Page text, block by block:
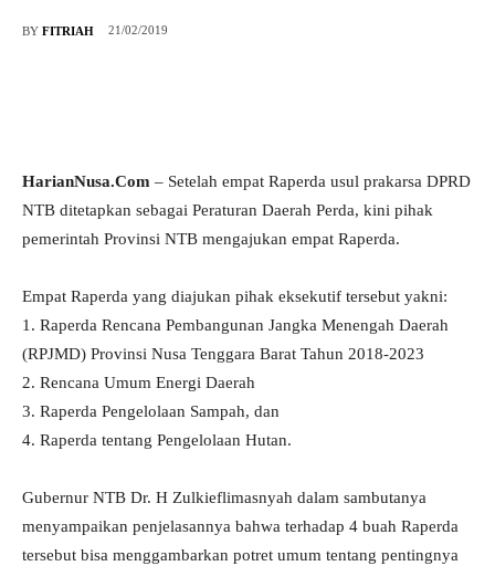
BY FITRIAH 21/02/2019
HarianNusa.Com – Setelah empat Raperda usul prakarsa DPRD
NTB ditetapkan sebagai Peraturan Daerah Perda, kini pihak
pemerintah Provinsi NTB mengajukan empat Raperda.
Empat Raperda yang diajukan pihak eksekutif tersebut yakni:
1. Raperda Rencana Pembangunan Jangka Menengah Daerah
(RPJMD) Provinsi Nusa Tenggara Barat Tahun 2018-2023
2. Rencana Umum Energi Daerah
3. Raperda Pengelolaan Sampah, dan
4. Raperda tentang Pengelolaan Hutan.
Gubernur NTB Dr. H Zulkieflimasnyah dalam sambutanya
menyampaikan penjelasannya bahwa terhadap 4 buah Raperda
tersebut bisa menggambarkan potret umum tentang pentingnya